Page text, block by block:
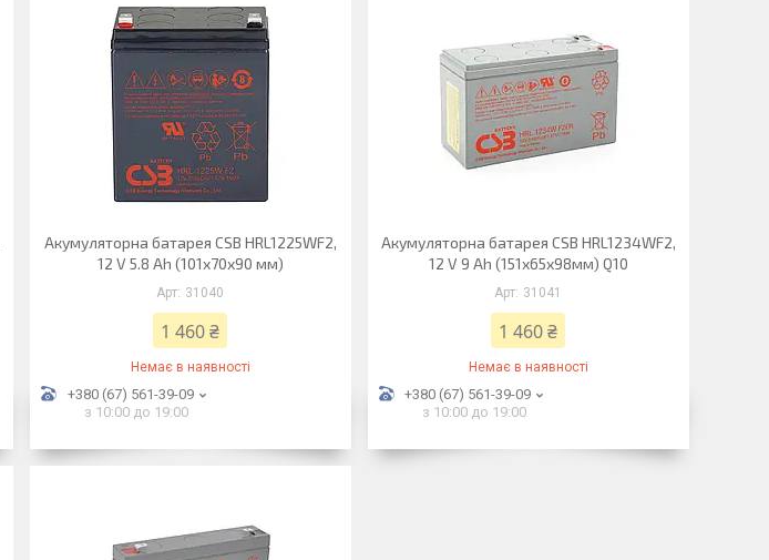
Акумуляторна батарея CSB HRL1225WF2,
12 V 5.8 Ah (101х70х90 мм)
31040
1 460 ₴
Немає в наявності
+380 (67) 561-39-09
з 10:00 до 19:00
Акумуляторна батарея CSB HRL1234WF2,
12 V 9 Ah (151х65х98мм) Q10
31041
1 460 ₴
Немає в наявності
+380 (67) 561-39-09
з 10:00 до 19:00